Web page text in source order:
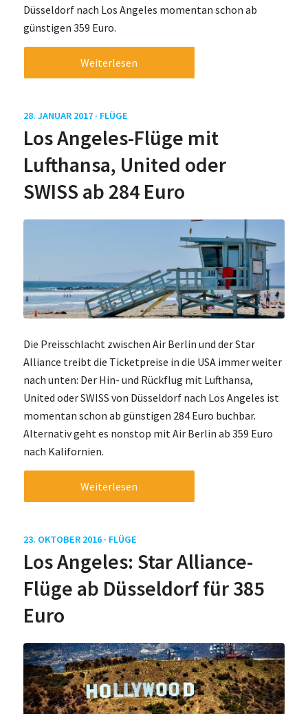
Düsseldorf nach Los Angeles momentan schon ab
günstigen 359 Euro.
Weiterlesen
28. JANUAR 2017 · FLÜGE
Los Angeles-Flüge mit
Lufthansa, United oder
SWISS ab 284 Euro
Die Preisschlacht zwischen Air Berlin und der Star
Alliance treibt die Ticketpreise in die USA immer weiter
nach unten: Der Hin- und Rückflug mit Lufthansa,
United oder SWISS von Düsseldorf nach Los Angeles ist
momentan schon ab günstigen 284 Euro buchbar.
Alternativ geht es nonstop mit Air Berlin ab 359 Euro
nach Kalifornien.
Weiterlesen
23. OKTOBER 2016 · FLÜGE
Los Angeles: Star Alliance-
Flüge ab Düsseldorf für 385
Euro